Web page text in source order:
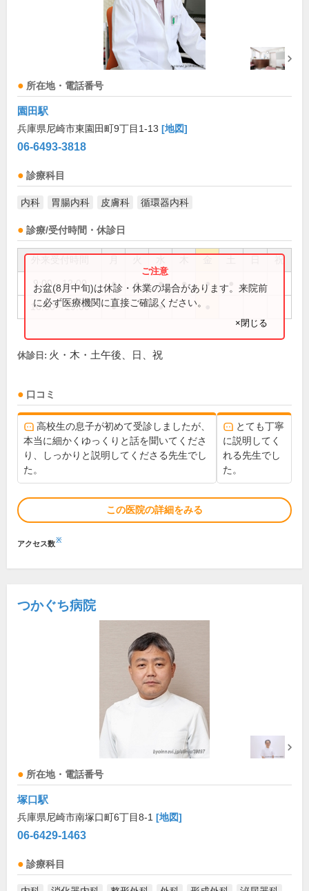
所在地・電話番号
園田駅
兵庫県尼崎市東園田町9丁目1-13 [地図]
06-6493-3818
診療科目
内科 胃腸内科 皮膚科 循環器内科
診療/受付時間・休診日
祝
9:00～12:00 ● ● ● ● ●
16:00～19:00 ● ●
お盆(8月中旬)は休診・休業の場合があります。来院前
に必ず医療機関に直接ご確認ください。
×閉じる
休診日: 火・木・土午後、日、祝
口コミ
高校生の息子が初めて受診しましたが、
本当に細かくゆっくりと話を聞いてくださ
り、しっかりと説明してくださる先生でし
た。
とても丁寧
に説明してく
れる先生でし
た。
この医院の詳細をみる
アクセス数※
つかぐち病院
所在地・電話番号
塚口駅
兵庫県尼崎市南塚口町6丁目8-1 [地図]
06-6429-1463
診療科目